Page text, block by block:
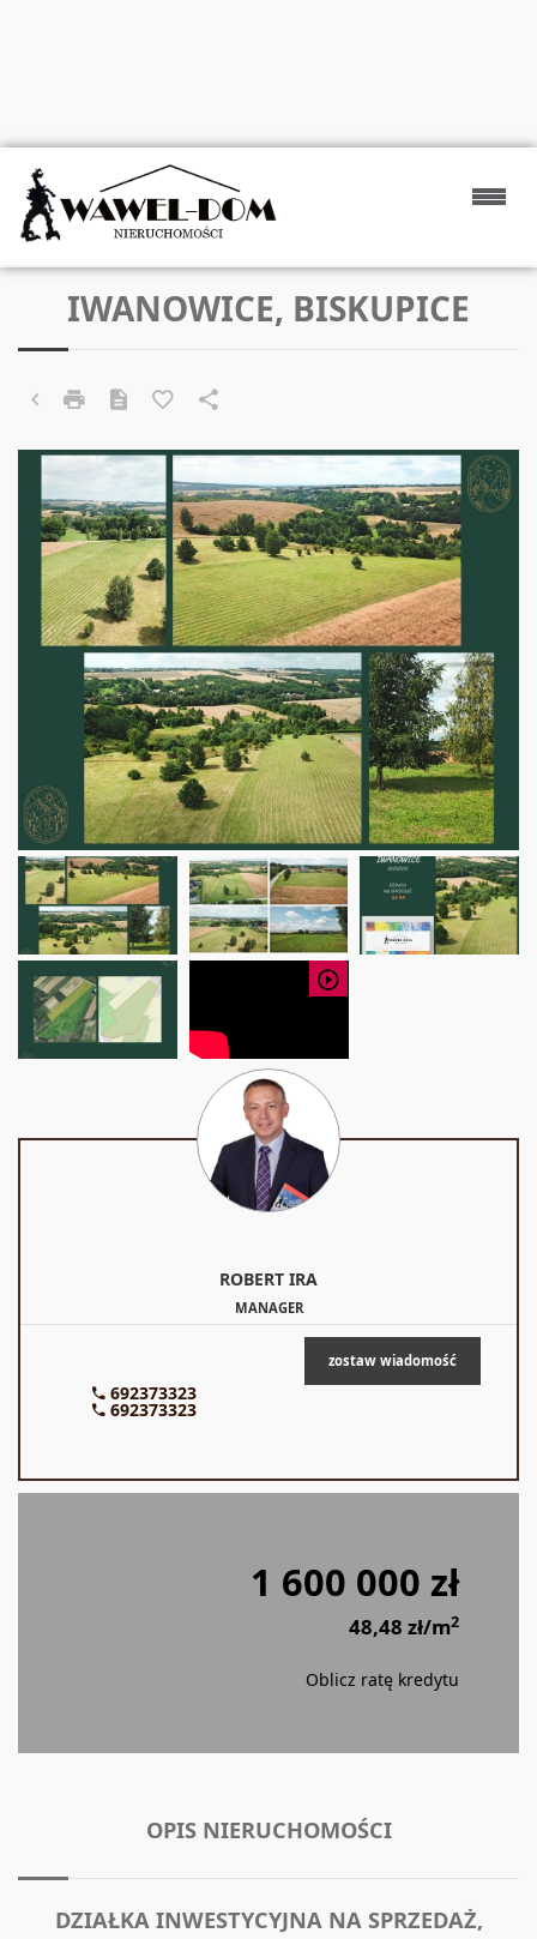
IWANOWICE, BISKUPICE
ROBERT IRA
MANAGER
692373323
692373323
zostaw wiadomość
1 600 000 zł
48,48 zł/m2
Oblicz ratę kredytu
OPIS NIERUCHOMOŚCI
DZIAŁKA INWESTYCYJNA NA SPRZEDAŻ,